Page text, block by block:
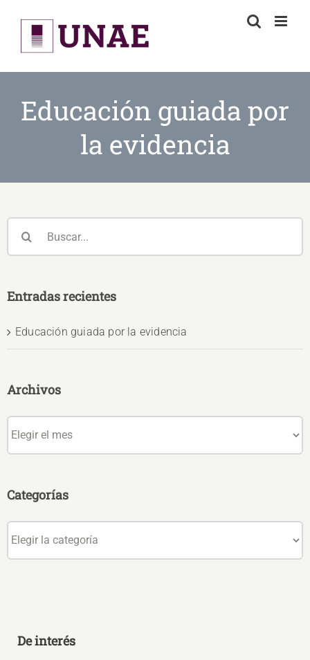
content
Educación guiada por
la evidencia
De interés
Entradas recientes
Educación guiada por la evidencia
Archivos
Categorías